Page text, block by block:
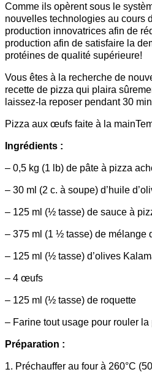
Comme ils opèrent sous le
nouvelles technologies au cours
production innovatrices afin de
production afin de satisfaire la
protéines de qualité supérieure!
Vous êtes à la recherche de
recette de pizza qui plaira
laissez-la reposer pendant 30
Pizza aux œufs faite à la
Ingrédients :
– 0,5 kg (1 lb) de pâte à pizza
– 30 ml (2 c. à soupe) d’huile
– 125 ml (½ tasse) de sauce à
– 375 ml (1 ½ tasse) de mélange
– 125 ml (½ tasse) d’olives
– 4 œufs
– 125 ml (½ tasse) de roquette
– Farine tout usage pour rouler la
Préparation :
1. Préchauffer au four à 260°C